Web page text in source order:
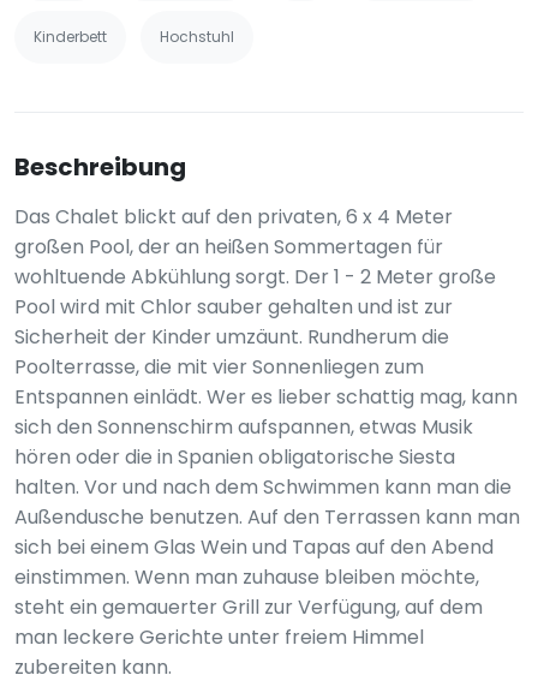
Kinderbett Hochstuhl
Beschreibung
Das Chalet blickt auf den privaten, 6 x 4 Meter
großen Pool, der an heißen Sommertagen für
wohltuende Abkühlung sorgt. Der 1 - 2 Meter große
Pool wird mit Chlor sauber gehalten und ist zur
Sicherheit der Kinder umzäunt. Rundherum die
Poolterrasse, die mit vier Sonnenliegen zum
Entspannen einlädt. Wer es lieber schattig mag, kann
sich den Sonnenschirm aufspannen, etwas Musik
hören oder die in Spanien obligatorische Siesta
halten. Vor und nach dem Schwimmen kann man die
Außendusche benutzen. Auf den Terrassen kann man
sich bei einem Glas Wein und Tapas auf den Abend
einstimmen. Wenn man zuhause bleiben möchte,
steht ein gemauerter Grill zur Verfügung, auf dem
man leckere Gerichte unter freiem Himmel
zubereiten kann.